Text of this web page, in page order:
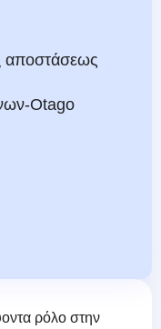
αποστάσεως
Otago
ρόλο στην